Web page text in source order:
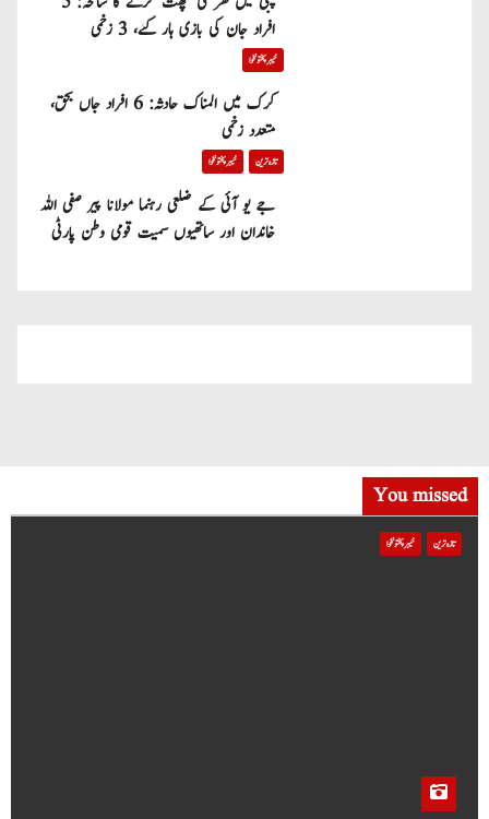
افراد جان کی بازی ہار گئے، 3 زخمی
خیبر پختونخوا
کرک میں المناک حادثہ: 6 افراد جاں بحق،
متعدد زخمی
تازہ ترین خیبر پختونخوا
جے یو آئی کے ضلعی رہنما مولانا پیر صفی اللہ
خاندان اور ساتھیوں سمیت قومی وطن پارٹی
You missed
تازہ ترین خیبر پختونخوا